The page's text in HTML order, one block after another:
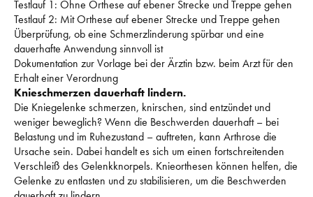
Testlauf 1: Ohne Orthese auf ebener Strecke und Treppe gehen
Testlauf 2: Mit Orthese auf ebener Strecke und Treppe gehen
Überprüfung, ob eine Schmerzlinderung spürbar und eine
dauerhafte Anwendung sinnvoll ist
Dokumentation zur Vorlage bei der Ärztin bzw. beim Arzt für den
Erhalt einer Verordnung
Knieschmerzen dauerhaft lindern.
Die Kniegelenke schmerzen, knirschen, sind entzündet und
weniger beweglich? Wenn die Beschwerden dauerhaft – bei
Belastung und im Ruhezustand – auftreten, kann Arthrose die
Ursache sein. Dabei handelt es sich um einen fortschreitenden
Verschleiß des Gelenkknorpels. Knieorthesen können helfen, die
Gelenke zu entlasten und zu stabilisieren, um die Beschwerden